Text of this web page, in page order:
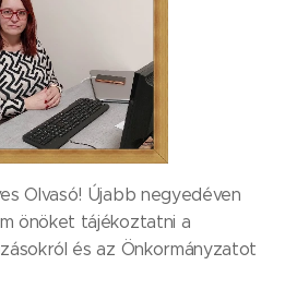
Olvasó! Újabb negyedéven
önöket tájékoztatni a
és az Önkormányzatot